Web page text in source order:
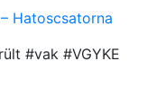
Hatoscsatorna
#vak #VGYKE